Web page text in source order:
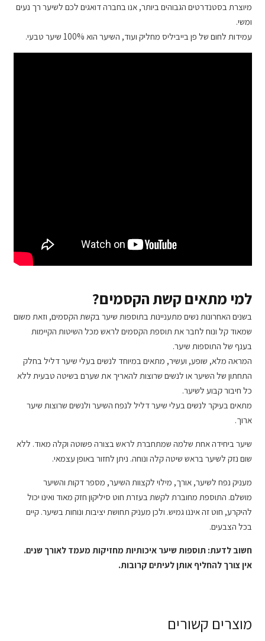
מיוצרת בסטנדרטים הגבוהים ביותר, אנו בחברה דואגים לכם לשיער רך נעים
ומשי.
עמידות לחום של פן בייביליס מחליק ועוד, השיער הוא 100% שיער טבעי.
למי מתאים קשת הקסמים?
בשנים האחרונות נשים מתעניינות בתוספות שיער בקשת הקסמים, וזאת משום
שמאוד קל ונוח לחבר את תוספת הקסמים לראש מכל השיטות הקיימות
בענף של התוספות שיער.
המראה מלא, שופע, ועשיר, מתאים במיוחד לנשים בעלי שיער דליל בחלק
התחתון של השיער או לנשים שרוצות להאריך את שערם בשיטה טבעית ללא
כל חיבור קבוע לשיער.
מתאים בעיקר לנשים בעלי שיער דליל לנפח השיער ולנשים שרוצות שיער
ארוך.
שיער ביחידה אחת שלמה שמתחברת לראש בצורה פשוטה וקלה מאוד. ללא
שום נזק לשיער בראש שיטה קלה ונוחה. ניתן לחזור באופן עצמאי.
מעניק נפח לשיער, אורך, מילוי לקצוות השיער, מספר דקות והשיער
מושלם. התוספת מחוברת לקשת בעזרת חוט סיליקון חזק מאוד ואינו יכול
להיקרע, חוט זה איננו גמיש. ולכן מעניק תחושת יציבות ונוחות בשיער. קיים
בכל הצבעים.
חשוב לדעת: תוספות שיער איכותיות מחזיקות מעמד לאורך שנים.
אין צורך להחליף אותן לעיתים קרובות.
מוצרים קשורים